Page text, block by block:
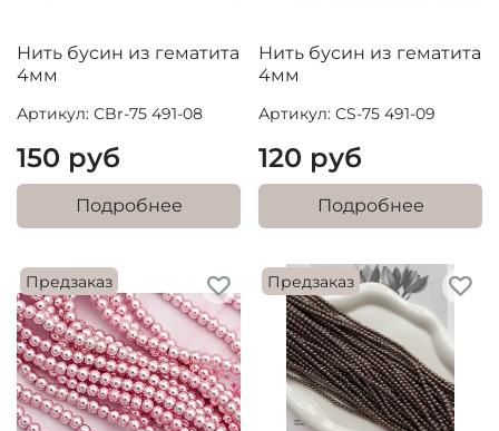
Нить бусин из гематита
4мм
Артикул: CBr-75 491-08
150 руб
Подробнее
Нить бусин из гематита
4мм
Артикул: CS-75 491-09
120 руб
Подробнее
Предзаказ Предзаказ